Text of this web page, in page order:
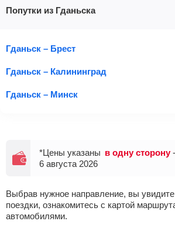
Попутки из Гданьска
Гданьск – Брест
Гданьск – Калининград
Гданьск – Минск
*Цены указаны в одну сторону-
6 августа 2026
Выбрав нужное направление, вы
поездки, ознакомитесь с картой
автомобилями.